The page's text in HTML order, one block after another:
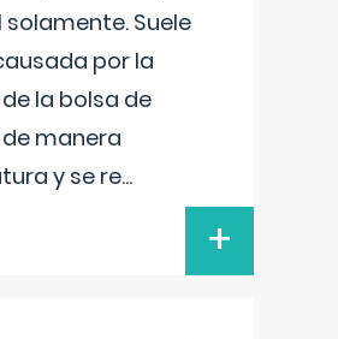
solamente. Suele
por la
la bolsa de
manera
y se re...
+